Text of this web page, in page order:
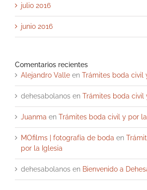
julio 2016
junio 2016
Comentarios recientes
Alejandro Valle en Trámites boda civil
dehesabolanos en Trámites boda civil
Juanma en Trámites boda civil y por
MOfilms | fotografía de boda en
por la Iglesia
dehesabolanos en Bienvenido a